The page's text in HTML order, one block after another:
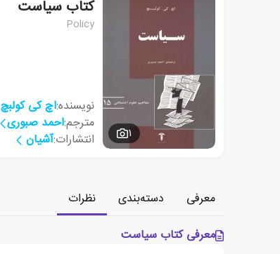
1
کتاب سیاست
Policy
نویسنده:اچ کی کولبچ
مترجم:احمد صبوری
انتشارات:آشیان
معرفی دسته‌بندی
نظرات
معرفی کتاب سیاست